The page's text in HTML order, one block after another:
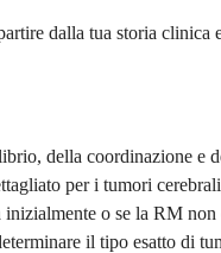
dalla tua storia
della coordinazione e
per i tumori
inizialmente o se la RM non
il tipo esatto di